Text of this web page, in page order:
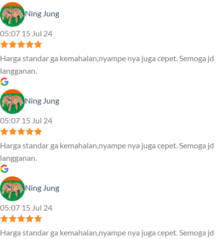
Ning Jung
05:07 15 Jul 24
Harga standar ga kemahalan,nyampe nya juga cepet. Semoga jd
langganan.
Ning Jung
05:07 15 Jul 24
Harga standar ga kemahalan,nyampe nya juga cepet. Semoga jd
langganan.
Ning Jung
05:07 15 Jul 24
Harga standar ga kemahalan,nyampe nya juga cepet. Semoga jd